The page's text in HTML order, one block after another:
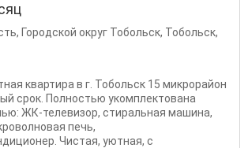
, Городской округ Тобольск, Тобольск,
квартира в г. Тобольск 15 микрорайон
срок. Полностью укомплектована
ЖК-телевизор, стиральная машина,
печь,
Чистая, уютная, с